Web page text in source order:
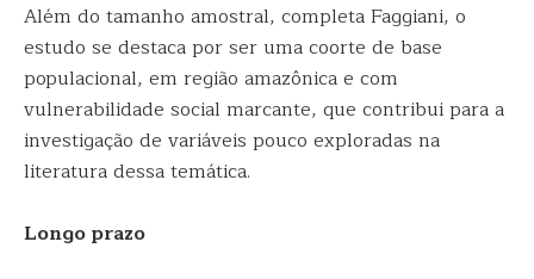
Além do tamanho amostral, completa Faggiani, o
estudo se destaca por ser uma coorte de base
populacional, em região amazônica e com
vulnerabilidade social marcante, que contribui para a
investigação de variáveis pouco exploradas na
literatura dessa temática.
Longo prazo